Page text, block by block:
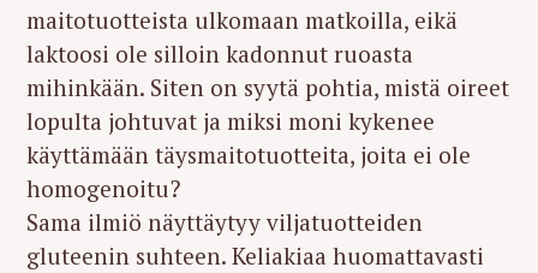
maitotuotteista ulkomaan matkoilla, eikä
laktoosi ole silloin kadonnut ruoasta
mihinkään. Siten on syytä pohtia, mistä oireet
lopulta johtuvat ja miksi moni kykenee
käyttämään täysmaitotuotteita, joita ei ole
homogenoitu?
Sama ilmiö näyttäytyy viljatuotteiden
gluteenin suhteen. Keliakiaa huomattavasti